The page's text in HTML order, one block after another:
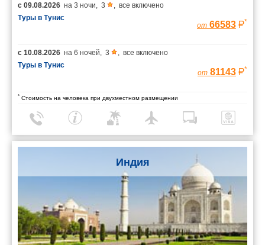
с 09.08.2026 на 3 ночи, 3 , все включено
Туры в Тунис
от 66583 *
с 10.08.2026 на 6 ночей, 3 , все включено
Туры в Тунис
от 81143 *
* Стоимость на человека при двухместном размещении
Индия